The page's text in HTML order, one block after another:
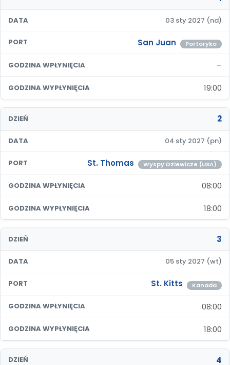
DATA 03 sty 2027 (nd)
PORT San Juan Portoryko
GODZINA WPŁYNIĘCIA –
GODZINA WYPŁYNIĘCIA 19:00
DZIEŃ 2
DATA 04 sty 2027 (pn)
PORT St. Thomas Wyspy Dziewicze (USA)
GODZINA WPŁYNIĘCIA 08:00
GODZINA WYPŁYNIĘCIA 18:00
DZIEŃ 3
DATA 05 sty 2027 (wt)
PORT St. Kitts Kanada
GODZINA WPŁYNIĘCIA 08:00
GODZINA WYPŁYNIĘCIA 18:00
DZIEŃ 4